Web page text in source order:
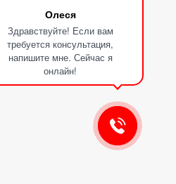
Олеся
Здравствуйте! Если вам
требуется консультация,
напишите мне. Сейчас я
онлайн!